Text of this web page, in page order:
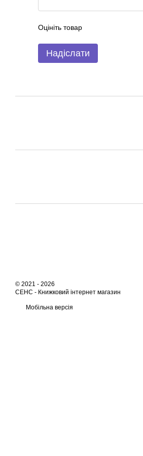
Оцініть товар
Надіслати
© 2021 - 2026
СЕНС - Книжковий інтернет магазин
Мобільна версія